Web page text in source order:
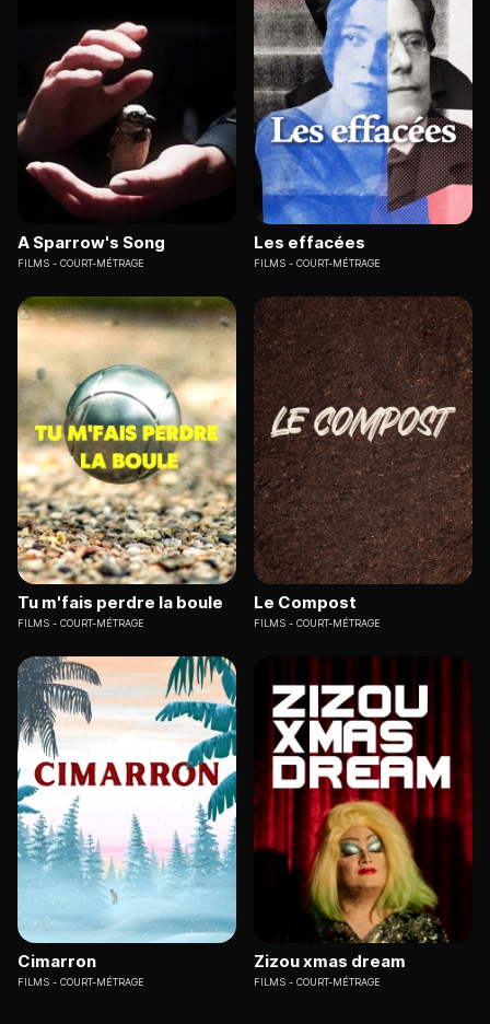
A Sparrow's Song
FILMS COURT-MÉTRAGE
Les effacées
FILMS COURT-MÉTRAGE
Tu m'fais perdre la boule
FILMS COURT-MÉTRAGE
Le Compost
FILMS COURT-MÉTRAGE
Cimarron
FILMS COURT-MÉTRAGE
Zizou xmas dream
FILMS COURT-MÉTRAGE